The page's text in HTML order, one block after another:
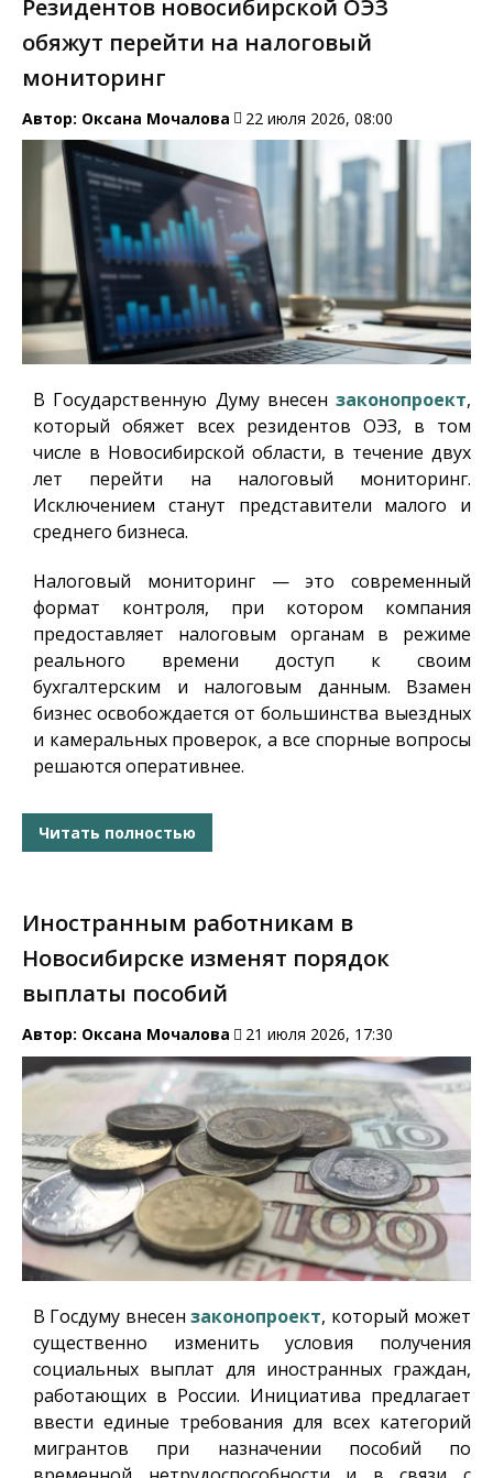
Резидентов новосибирской ОЭЗ
обяжут перейти на налоговый
мониторинг
Автор: Оксана Мочалова 22 июля 2026, 08:00
В Государственную Думу внесен законопроект,
который обяжет всех резидентов ОЭЗ, в том
числе в Новосибирской области, в течение двух
лет перейти на налоговый мониторинг.
Исключением станут представители малого и
среднего бизнеса.
Налоговый мониторинг — это современный
формат контроля, при котором компания
предоставляет налоговым органам в режиме
реального времени доступ к своим
бухгалтерским и налоговым данным. Взамен
бизнес освобождается от большинства выездных
и камеральных проверок, а все спорные вопросы
решаются оперативнее.
Читать полностью
Иностранным работникам в
Новосибирске изменят порядок
выплаты пособий
Автор: Оксана Мочалова 21 июля 2026, 17:30
В Госдуму внесен законопроект, который может
существенно изменить условия получения
социальных выплат для иностранных граждан,
работающих в России. Инициатива предлагает
ввести единые требования для всех категорий
мигрантов при назначении пособий по